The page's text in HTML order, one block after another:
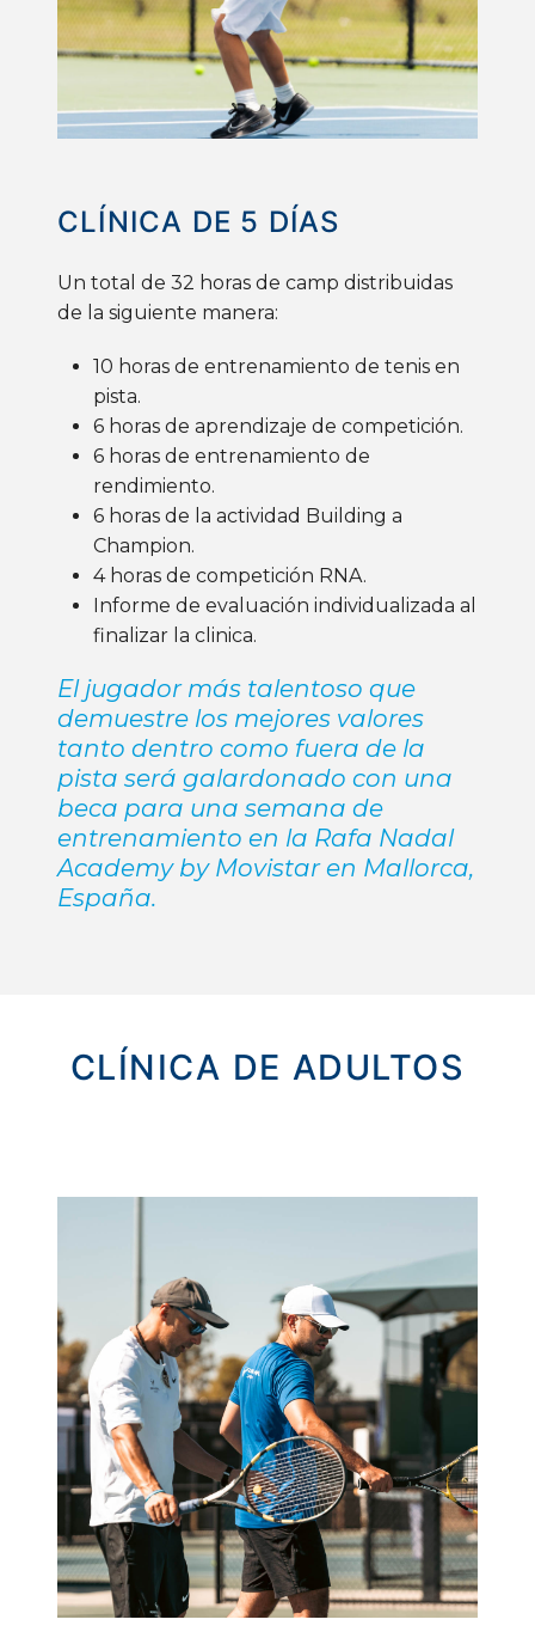
CLÍNICA DE 5 DÍAS
Un total de 32 horas de camp distribuidas
de la siguiente manera:
10 horas de entrenamiento de tenis en
pista.
6 horas de aprendizaje de competición.
6 horas de entrenamiento de
rendimiento.
6 horas de la actividad Building a
Champion.
4 horas de competición RNA.
Informe de evaluación individualizada al
finalizar la clinica.
El jugador más talentoso que
demuestre los mejores valores
tanto dentro como fuera de la
pista será galardonado con una
beca para una semana de
entrenamiento en la Rafa Nadal
Academy by Movistar en Mallorca,
España.
CLÍNICA DE ADULTOS